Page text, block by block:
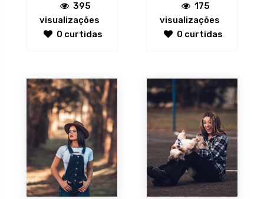
395
visualizações
0 curtidas
175
visualizações
0 curtidas